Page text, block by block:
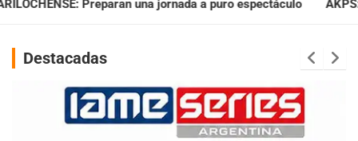
a puro espectáculo AKPS: Intervino la IGJ y oficializó el
Destacadas